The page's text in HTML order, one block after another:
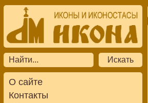
О сайте
Контакты